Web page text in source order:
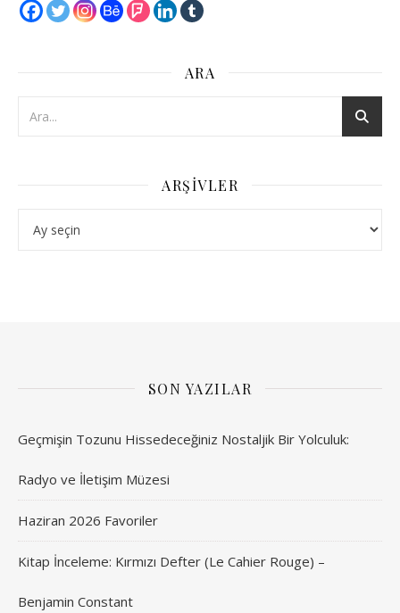
ARA
ARŞIVLER
SON YAZILAR
Geçmişin Tozunu Hissedeceğiniz Nostaljik Bir Yolculuk:
Radyo ve İletişim Müzesi
Haziran 2026 Favoriler
Kitap İnceleme: Kırmızı Defter (Le Cahier Rouge) –
Benjamin Constant